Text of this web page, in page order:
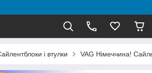
і втулки VAG Німеччина!